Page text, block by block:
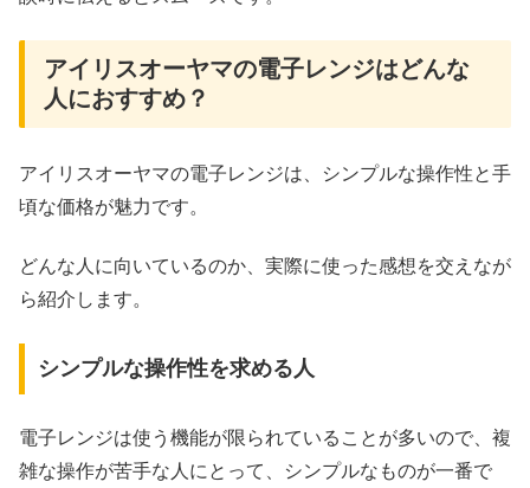
アイリスオーヤマの電子レンジはどんな
人におすすめ？
アイリスオーヤマの電子レンジは、シンプルな操作性と手
頃な価格が魅力です。
どんな人に向いているのか、実際に使った感想を交えなが
ら紹介します。
シンプルな操作性を求める人
電子レンジは使う機能が限られていることが多いので、複
雑な操作が苦手な人にとって、シンプルなものが一番で